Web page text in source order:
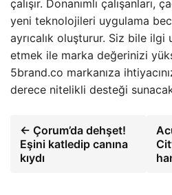
çalışır. Donanımlı çalışanları,
yeni teknolojileri uygulama
ayrıcalık oluşturur. Siz bile ilgi
etmek ile marka değerinizi
5brand.co markanıza
derece nitelikli desteği
← Çorum’da dehşet!
Eşini katledip canına
kıydı